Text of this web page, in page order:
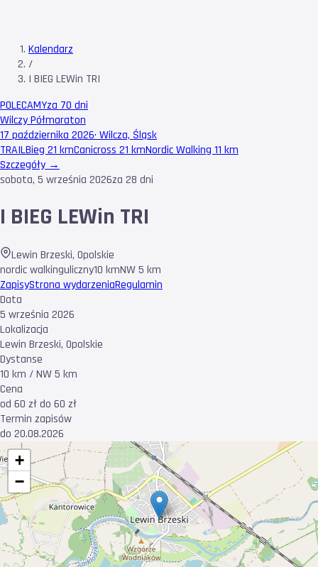
Kalendarz
/
I BIEG LEWin TRI
POLECAMYza 70 dni
Wilczy Półmaraton
17 października 2026· Wilcza, Śląsk
TRAILBieg 21 kmCanicross 21 kmNordic Walking 11 km
Szczegóły →
sobota, 5 września 2026za 28 dni
I BIEG LEWin TRI
Lewin Brzeski, Opolskie
nordic walkinguliczny10 kmNW 5 km
ZapisyStrona wydarzeniaRegulamin
Data
5 września 2026
Lokalizacja
Lewin Brzeski, Opolskie
Dystanse
10 km / NW 5 km
Cena
od 60 zł do 60 zł
Termin zapisów
do 20.08.2026
+
−